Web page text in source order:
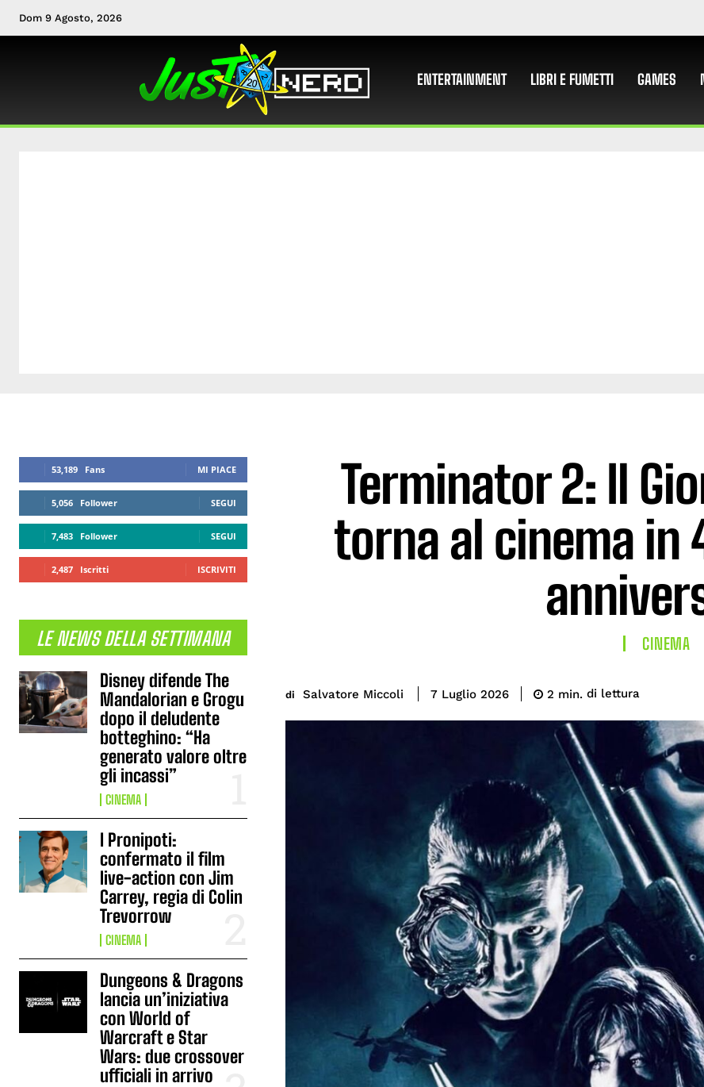
Dom 9 Agosto, 2026
ENTERTAINMENT LIBRI E FUMETTI GAMES
53,189 Fans MI PIACE
5,056 Follower SEGUI
7,483 Follower SEGUI
2,487 Iscritti ISCRIVITI
LE NEWS DELLA SETTIMANA
Disney difende The
Mandalorian e Grogu
dopo il deludente
botteghino: “Ha
generato valore oltre
gli incassi”
CINEMA
I Pronipoti:
confermato il film
live-action con Jim
Carrey, regia di Colin
Trevorrow
CINEMA
Dungeons & Dragons
lancia un’iniziativa
con World of
Warcraft e Star
Wars: due crossover
ufficiali in arrivo
Terminator 2: Il
torna al cinema in
CINEMA
di Salvatore Miccoli 7 Luglio 2026 2 min. di lettura